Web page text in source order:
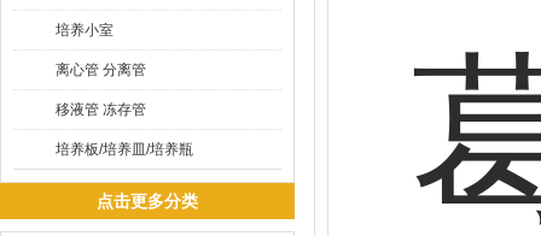
培养小室
离心管 分离管
移液管 冻存管
培养板/培养皿/培养瓶
点击更多分类